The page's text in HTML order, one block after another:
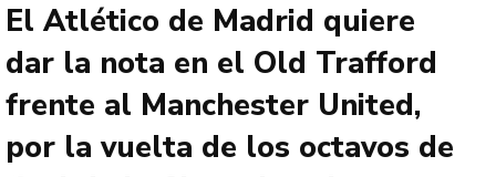
El Atlético de Madrid quiere
dar la nota en el Old Trafford
frente al Manchester United,
por la vuelta de los octavos de